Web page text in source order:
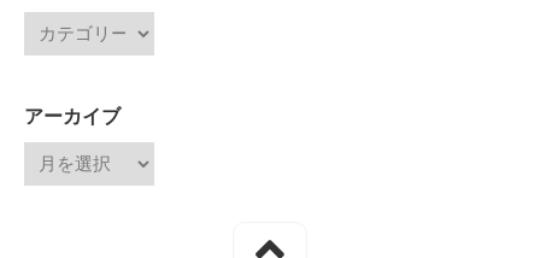
アーカイブ